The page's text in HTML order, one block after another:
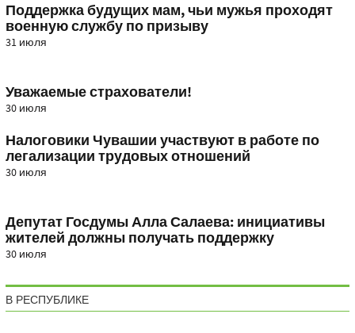
Поддержка будущих мам, чьи мужья проходят
военную службу по призыву
31 июля
Уважаемые страхователи!
30 июля
Налоговики Чувашии участвуют в работе по
легализации трудовых отношений
30 июля
Депутат Госдумы Алла Салаева: инициативы
жителей должны получать поддержку
30 июля
В РЕСПУБЛИКЕ